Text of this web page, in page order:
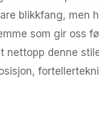
blikkfang,
som gir oss
denne